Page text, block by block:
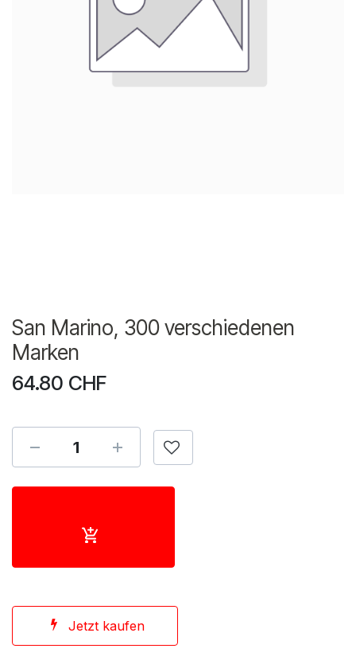
San Marino, 300 verschiedenen
Marken
64.80 CHF
Jetzt kaufen